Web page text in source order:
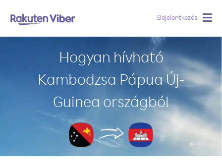
Bejelentkezés
Hogyan hívható
Kambodzsa Pápua Új-
Guinea országból